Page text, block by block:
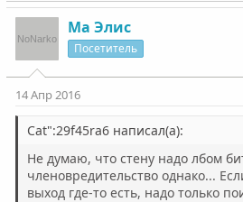
Ма Элис
Посетитель
14 Апр 2016
Cat":29f45ra6 написал(а):
Не думаю, что стену надо лбом
членовредительство однако...
выход где-то есть, надо только